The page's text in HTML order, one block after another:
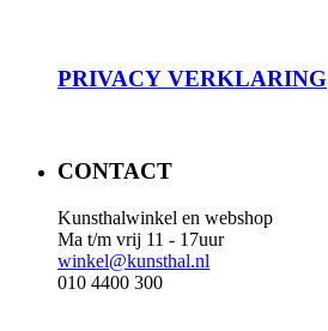
PRIVACY VERKLARING
CONTACT
Kunsthalwinkel en webshop
Ma t/m vrij 11 - 17uur
winkel@kunsthal.nl
010 4400 300